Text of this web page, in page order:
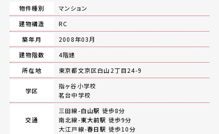
物件種別
マンション
建物構造
RC
築年月
2008年03月
建物階数
4階建
所在地
東京都文京区白山2丁目24-9
学区
指ヶ谷小学校
茗台中学校
交通
三田線-白山駅 徒歩8分
南北線-東大前駅 徒歩9分
大江戸線-春日駅 徒歩10分